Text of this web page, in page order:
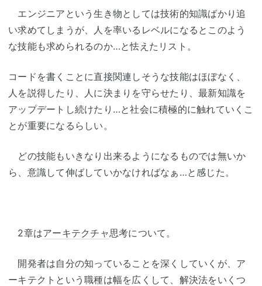
エンジニアという生き物としては技術的知識ばかり追
い求めてしまうが、人を率いるレベルになるとこのよう
な技能も求められるのか…と怯えたリスト。
コードを書くことに直接関連しそうな技能はほぼなく、
人を説得したり、人に決まりを守らせたり、最新知識を
アップデートし続けたり…と社会に積極的に触れていくこ
とが重要になるらしい。
どの技能もいきなり出来るようになるものでは無いか
ら、意識して伸ばしていかなければなぁ…と感じた。
2章はアーキテクチャ思考について。
開発者は自分の知っていることを深くしていくが、ア
ーキテクトという職種は幅を広くして、解決法をいくつ